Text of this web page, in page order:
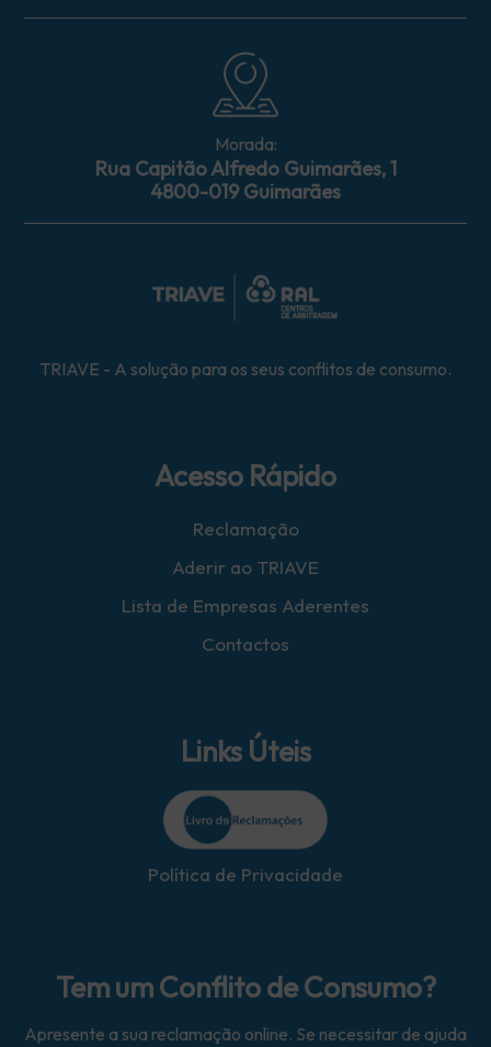
Morada:
Rua Capitão Alfredo Guimarães, 1
4800-019 Guimarães
TRIAVE - A solução para os seus conflitos de consumo.
Acesso Rápido
Reclamação
Aderir ao TRIAVE
Lista de Empresas Aderentes
Contactos
Links Úteis
Política de Privacidade
Tem um Conflito de Consumo?
Apresente a sua reclamação online. Se necessitar de ajuda